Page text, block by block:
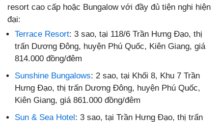
resort cao cấp hoặc Bungalow với đầy đủ tiện nghi hiện
đại:
Terrace Resort: 3 sao, tại 118/6 Trần Hưng Đạo, thị
trấn Dương Đông, huyện Phú Quốc, Kiên Giang, giá
814.000 đồng/đêm
Sunshine Bungalows: 2 sao, tại Khối 8, Khu 7 Trần
Hưng Đạo, thị trấn Dương Đông, huyện Phú Quốc,
Kiên Giang, giá 861.000 đồng/đêm
Sun & Sea Hotel: 3 sao, tại Trần Hưng Đạo, thị trấn